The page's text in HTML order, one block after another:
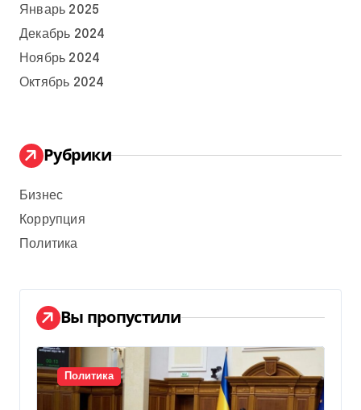
Январь 2025
Декабрь 2024
Ноябрь 2024
Октябрь 2024
Рубрики
Бизнес
Коррупция
Политика
Вы пропустили
Политика